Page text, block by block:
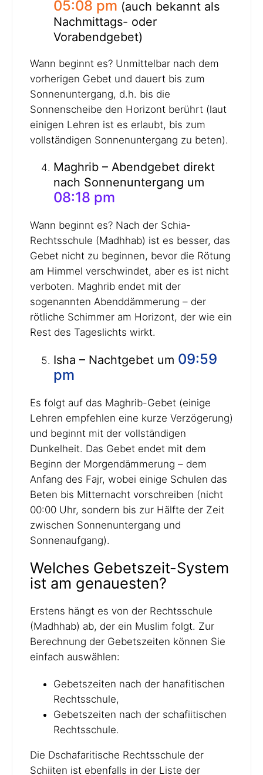
05:08 pm (auch bekannt als
Nachmittags- oder
Vorabendgebet)
Wann beginnt es? Unmittelbar nach dem
vorherigen Gebet und dauert bis zum
Sonnenuntergang, d.h. bis die
Sonnenscheibe den Horizont berührt (laut
einigen Lehren ist es erlaubt, bis zum
vollständigen Sonnenuntergang zu beten).
Maghrib – Abendgebet direkt
nach Sonnenuntergang um
08:18 pm
Wann beginnt es? Nach der Schia-
Rechtsschule (Madhhab) ist es besser, das
Gebet nicht zu beginnen, bevor die Rötung
am Himmel verschwindet, aber es ist nicht
verboten. Maghrib endet mit der
sogenannten Abenddämmerung – der
rötliche Schimmer am Horizont, der wie ein
Rest des Tageslichts wirkt.
Isha – Nachtgebet um 09:59
pm
Es folgt auf das Maghrib-Gebet (einige
Lehren empfehlen eine kurze Verzögerung)
und beginnt mit der vollständigen
Dunkelheit. Das Gebet endet mit dem
Beginn der Morgendämmerung – dem
Anfang des Fajr, wobei einige Schulen das
Beten bis Mitternacht vorschreiben (nicht
00:00 Uhr, sondern bis zur Hälfte der Zeit
zwischen Sonnenuntergang und
Sonnenaufgang).
Welches Gebetszeit-System
ist am genauesten?
Erstens hängt es von der Rechtsschule
(Madhhab) ab, der ein Muslim folgt. Zur
Berechnung der Gebetszeiten können Sie
einfach auswählen:
Gebetszeiten nach der hanafitischen
Rechtsschule,
Gebetszeiten nach der schafiitischen
Rechtsschule.
Die Dschafaritische Rechtsschule der
Schiiten ist ebenfalls in der Liste der